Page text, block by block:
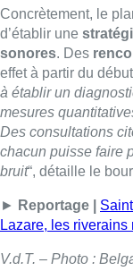
Concrètement, le
d’établir une
sonores. Des
effet à partir du
à établir un
mesures
Des consultations
chacun puisse faire
bruit“, détaille le
► Reportage |
Lazare, les riverains
V.d.T. – Photo :